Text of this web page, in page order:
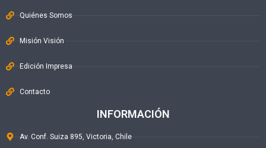
Quiénes Somos
Misión Visión
Edición Impresa
Contacto
INFORMACIÓN
Av. Conf. Suiza 895, Victoria, Chile